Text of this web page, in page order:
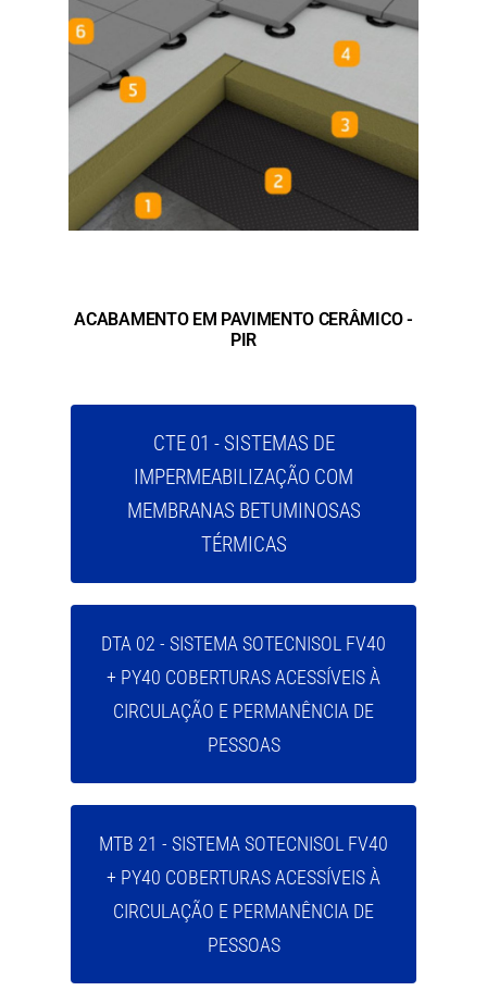
ACABAMENTO EM PAVIMENTO CERÂMICO -
PIR
CTE 01 - SISTEMAS DE
IMPERMEABILIZAÇÃO COM
MEMBRANAS BETUMINOSAS
TÉRMICAS
DTA 02 - SISTEMA SOTECNISOL FV40
+ PY40 COBERTURAS ACESSÍVEIS À
CIRCULAÇÃO E PERMANÊNCIA DE
PESSOAS
MTB 21 - SISTEMA SOTECNISOL FV40
+ PY40 COBERTURAS ACESSÍVEIS À
CIRCULAÇÃO E PERMANÊNCIA DE
PESSOAS